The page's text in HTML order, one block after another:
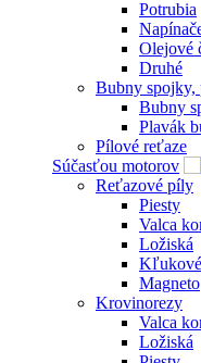
Potrubia
Olejové
Druhé
Bubny spojky,
Bubny
Plavák
Pílové reťaze
Súčasťou motorov
Reťazové píly
Piesty
Valca
Ložiská
Magneto
Krovinorezy
Valca
Ložiská